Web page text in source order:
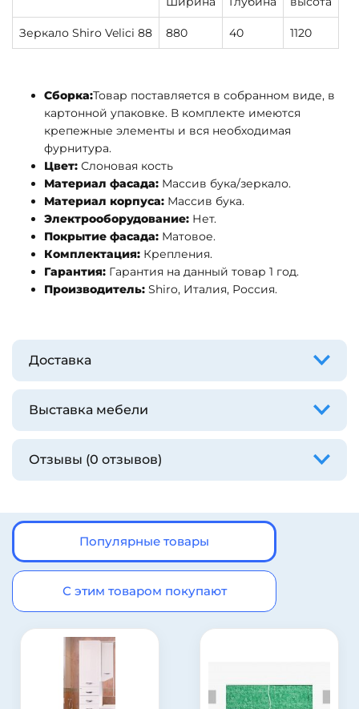
Зеркало Shiro Velici 88 880 40 1120
Сборка:Товар поставляется в собранном виде, в
картонной упаковке. В комплекте имеются
крепежные элементы и вся необходимая
фурнитура.
Цвет: Слоновая кость
Материал фасада: Массив бука/зеркало.
Материал корпуса: Массив бука.
Электрооборудование: Нет.
Покрытие фасада: Матовое.
Комплектация: Крепления.
Гарантия: Гарантия на данный товар 1 год.
Производитель: Shiro, Италия, Россия.
Доставка
Выставка мебели
Отзывы (0 отзывов)
Популярные товары
С этим товаром покупают